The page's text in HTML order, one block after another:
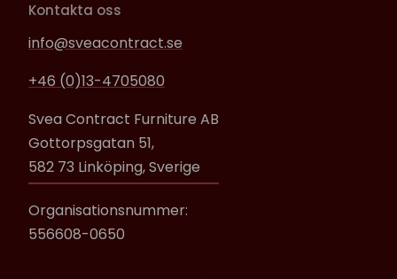
Kontakta oss
info@sveacontract.se
+46 (0)13-4705080
Svea Contract Furniture AB
Gottorpsgatan 51,
582 73 Linköping, Sverige
Organisationsnummer:
556608-0650